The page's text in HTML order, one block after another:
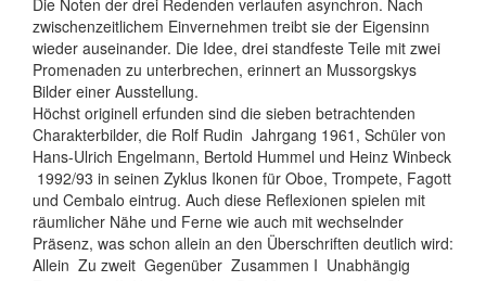
Die Noten der drei Redenden verlaufen asynchron. Nach
zwischenzeitlichem Einvernehmen treibt sie der Eigensinn
wieder auseinander. Die Idee, drei standfeste Teile mit zwei
Promenaden zu unterbrechen, erinnert an Mussorgskys
Bilder einer Ausstellung.
Höchst originell erfunden sind die sieben betrachtenden
Charakterbilder, die Rolf Rudin  Jahrgang 1961, Schüler von
Hans-Ulrich Engelmann, Bertold Hummel und Heinz Winbeck
 1992/93 in seinen Zyklus Ikonen für Oboe, Trompete, Fagott
und Cembalo eintrug. Auch diese Reflexionen spielen mit
räumlicher Nähe und Ferne wie auch mit wechselnder
Präsenz, was schon allein an den Überschriften deutlich wird:
Allein  Zu zweit  Gegenüber  Zusammen I  Unabhängig 